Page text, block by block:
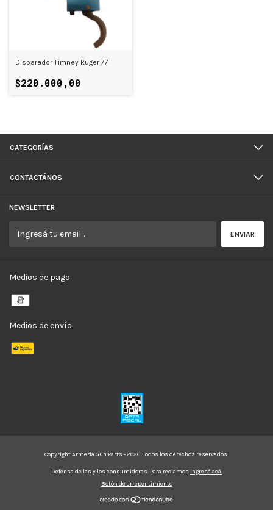
Disparador Timney Ruger 77
$220.000,00
CATEGORÍAS
CONTACTÁNOS
NEWSLETTER
Medios de pago
Medios de envío
Copyright Armeria Gun Parts - 2026. Todos los derechos reservados.
Defensa de las y los consumidores. Para reclamos ingresá acá.
Botón de arrepentimiento